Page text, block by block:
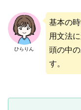
ひらりん
基本の
用文法
頭の中
す。